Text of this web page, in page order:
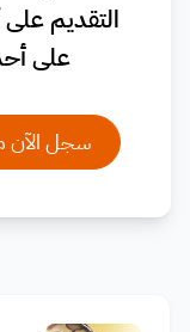
التقديم
على
سجل الآن